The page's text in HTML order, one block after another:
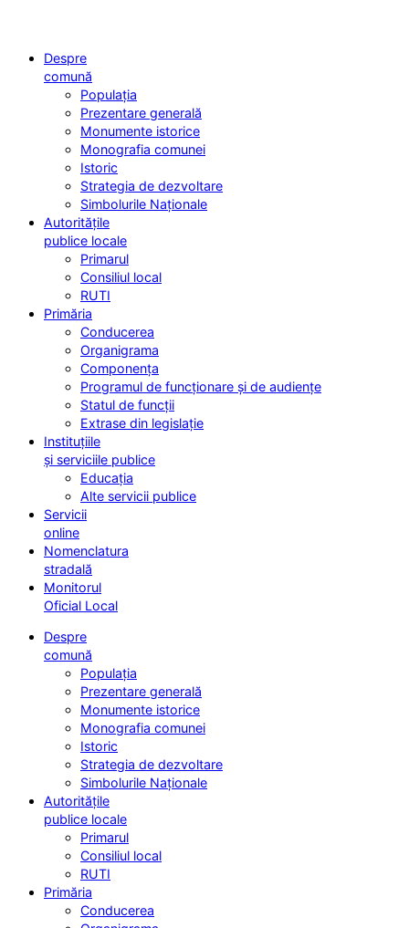
Despre
comună
Populația
Prezentare generală
Monumente istorice
Monografia comunei
Istoric
Strategia de dezvoltare
Simbolurile Naționale
Autoritățile
publice locale
Primarul
Consiliul local
RUTI
Primăria
Conducerea
Organigrama
Componența
Programul de funcționare și de audiențe
Statul de funcții
Extrase din legislație
Instituțiile
și serviciile publice
Educația
Alte servicii publice
Servicii
online
Nomenclatura
stradală
Monitorul
Oficial Local
Despre
comună
Populația
Prezentare generală
Monumente istorice
Monografia comunei
Istoric
Strategia de dezvoltare
Simbolurile Naționale
Autoritățile
publice locale
Primarul
Consiliul local
RUTI
Primăria
Conducerea